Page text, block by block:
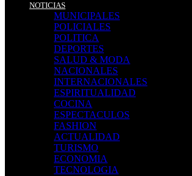
NOTICIAS
MUNICIPALES
POLICIALES
POLITICA
DEPORTES
SALUD & MODA
NACIONALES
INTERNACIONALES
ESPIRITUALIDAD
COCINA
ESPECTACULOS
FASHION
ACTUALIDAD
TURISMO
ECONOMIA
TECNOLOGIA